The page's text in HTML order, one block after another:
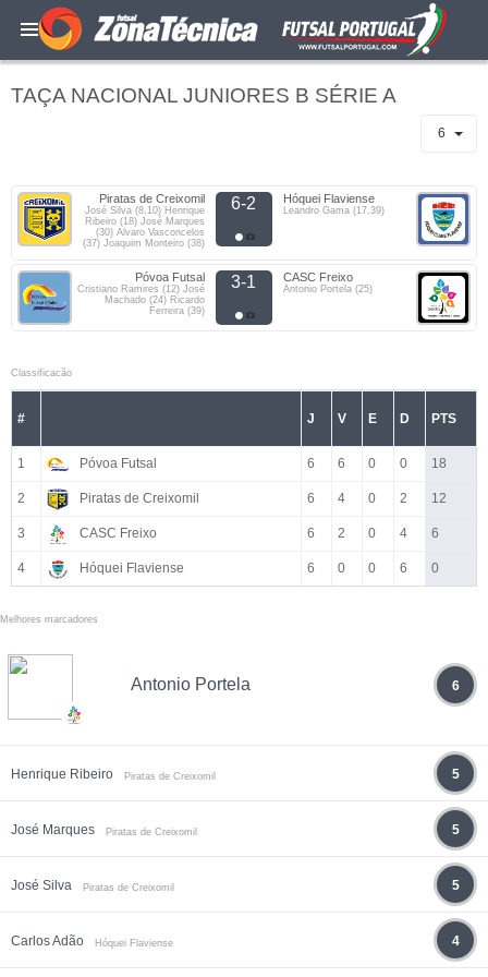
TAÇA NACIONAL JUNIORES B SÉRIE A
6
Piratas de Creixomil
José Silva (8,10) Henrique
Ribeiro (18) José Marques
(30) Alvaro Vasconcelos
(37) Joaquim Monteiro (38)
6-2 Hóquei Flaviense
Leandro Gama (17,39)
Póvoa Futsal
Cristiano Ramires (12) José
Machado (24) Ricardo
Ferreira (39)
3-1 CASC Freixo
Antonio Portela (25)
Classificacão
# J V E D PTS
1 Póvoa Futsal 6 6 0 0 18
2 Piratas de Creixomil 6 4 0 2 12
3 CASC Freixo 6 2 0 4 6
4 Hóquei Flaviense 6 0 0 6 0
Melhores marcadores
Antonio Portela 6
Henrique Ribeiro Piratas de Creixomil 5
José Marques Piratas de Creixomil 5
José Silva Piratas de Creixomil 5
Carlos Adão Hóquei Flaviense 4